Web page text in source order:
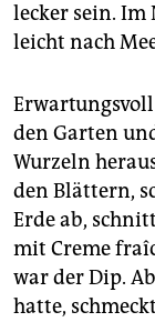
lecker sein. Im
leicht nach
den Garten
Wurzeln
den Blättern,
Erde ab,
mit Creme
war der Dip.
hatte,